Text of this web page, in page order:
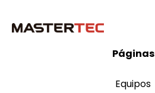
Páginas
Equipos